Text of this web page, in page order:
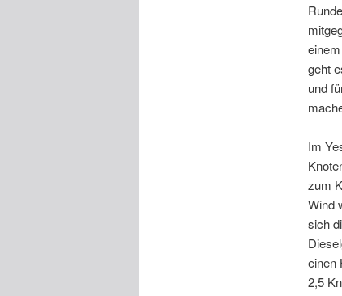
geht
und
Im
zum
Wind
sich
einen
2,5